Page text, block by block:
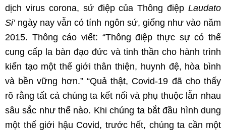
dịch virus corona, sứ điệp của Thông điệp Laudato
Si’ngày nay vẫn có tính ngôn sứ, giống như vào năm
2015. Thông cáo viết: “Thông điệp thực sự có thể
cung cấp la bàn đạo đức và tinh thần cho hành trình
kiến tạo một thế giới thân thiện, huynh đệ, hòa bình
và bền vững hơn.” “Quả thật, Covid-19 đã cho thấy
rõ rằng tất cả chúng ta kết nối và phụ thuộc lẫn nhau
sâu sắc như thế nào. Khi chúng ta bắt đầu hình dung
một thế giới hậu Covid, trước hết, chúng ta cần một